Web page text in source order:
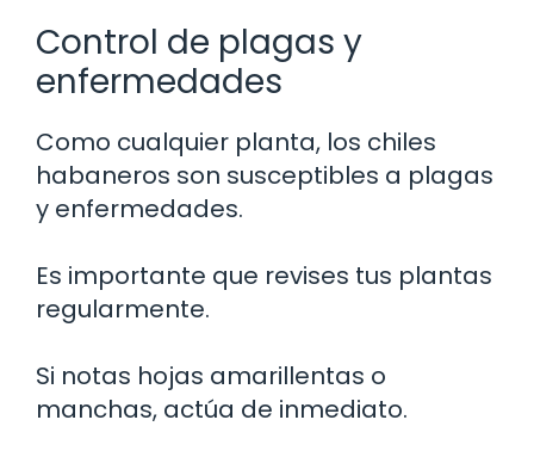
Control de plagas y
enfermedades
Como cualquier planta, los chiles
habaneros son susceptibles a plagas
y enfermedades.
Es importante que revises tus plantas
regularmente.
Si notas hojas amarillentas o
manchas, actúa de inmediato.